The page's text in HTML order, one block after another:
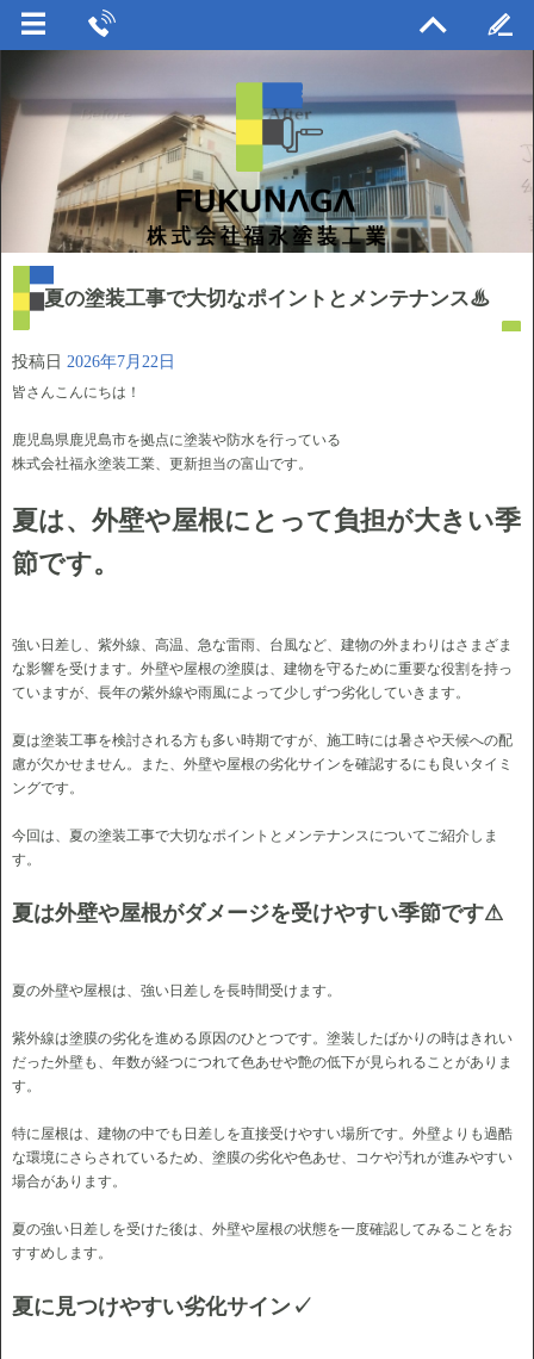
夏の塗装工事で大切なポイントとメンテナンス♨
投稿日 2026年7月22日
皆さんこんにちは！
鹿児島県鹿児島市を拠点に塗装や防水を行っている
株式会社福永塗装工業、更新担当の富山です。
夏は、外壁や屋根にとって負担が大きい季
節です。
強い日差し、紫外線、高温、急な雷雨、台風など、建物の外まわりはさまざま
な影響を受けます。外壁や屋根の塗膜は、建物を守るために重要な役割を持っ
ていますが、長年の紫外線や雨風によって少しずつ劣化していきます。
夏は塗装工事を検討される方も多い時期ですが、施工時には暑さや天候への配
慮が欠かせません。また、外壁や屋根の劣化サインを確認するにも良いタイミ
ングです。
今回は、夏の塗装工事で大切なポイントとメンテナンスについてご紹介しま
す。
夏は外壁や屋根がダメージを受けやすい季節です⚠
夏の外壁や屋根は、強い日差しを長時間受けます。
紫外線は塗膜の劣化を進める原因のひとつです。塗装したばかりの時はきれい
だった外壁も、年数が経つにつれて色あせや艶の低下が見られることがありま
す。
特に屋根は、建物の中でも日差しを直接受けやすい場所です。外壁よりも過酷
な環境にさらされているため、塗膜の劣化や色あせ、コケや汚れが進みやすい
場合があります。
夏の強い日差しを受けた後は、外壁や屋根の状態を一度確認してみることをお
すすめします。
夏に見つけやすい劣化サイン✓